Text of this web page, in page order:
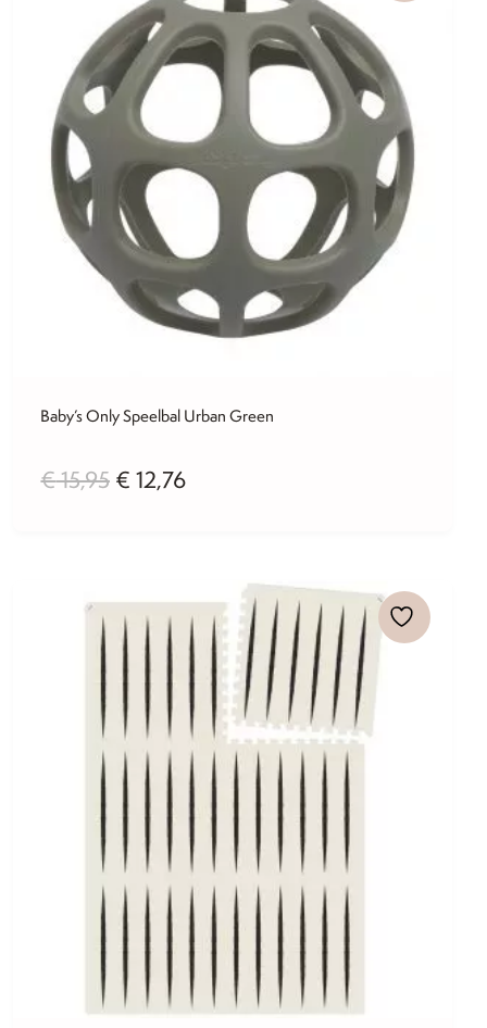
Baby’s Only Speelbal Urban Green
€15,95 Oorspronkelijke
€ 15,95.
€ 12,76Huidige
€ 12,76.